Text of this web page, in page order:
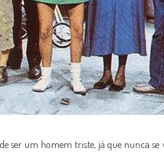
ser um homem triste, já que nunca